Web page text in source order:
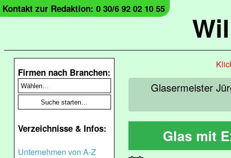
Kontakt zur Redaktion: 0 30/6 92 02 10 55
Firmen nach Branchen:
Verzeichnisse & Infos:
Unternehmen von A-Z
Glasermeister
Glas mit